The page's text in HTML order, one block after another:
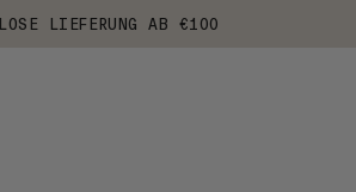
LIEFERUNG AB €100